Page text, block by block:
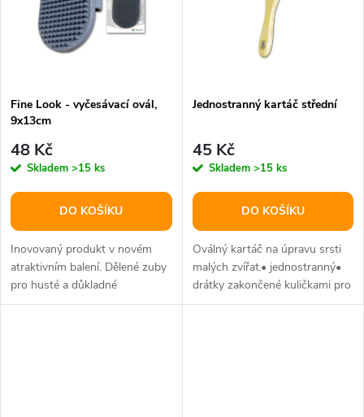
Fine Look - vyčesávací ovál,
9x13cm
48 Kč
Skladem >15 ks
DO KOŠÍKU
Inovovaný produkt v novém
atraktivním balení. Dělené zuby
pro husté a důkladné
vyčesání.Pryžový kartáč s
Jednostranný kartáč střední
45 Kč
Skladem >15 ks
DO KOŠÍKU
Oválný kartáč na úpravu srsti
malých zvířat.• jednostranný•
drátky zakončené kuličkami pro
snadné rozčesávání•...